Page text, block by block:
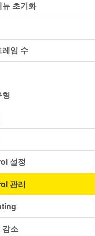
뉴 초기화
레임 수
설정
관리
감소